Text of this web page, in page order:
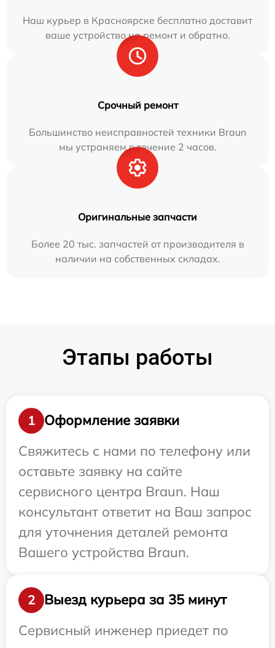
Наш курьер в Красноярске бесплатно доставит
ваше устройство на ремонт и обратно.
Срочный ремонт
Большинство неисправностей техники Braun
мы устраняем в течение 2 часов.
Оригинальные запчасти
Более 20 тыс. запчастей от производителя в
наличии на собственных складах.
Этапы работы
1
Оформление заявки
Свяжитесь с нами по телефону или
оставьте заявку на сайте
сервисного центра Braun. Наш
консультант ответит на Ваш запрос
для уточнения деталей ремонта
Вашего устройства Braun.
2
Выезд курьера за 35 минут
Сервисный инженер приедет по